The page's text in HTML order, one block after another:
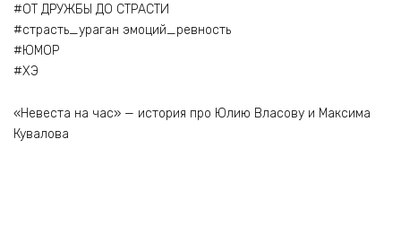
#ОТ ДРУЖБЫ ДО СТРАСТИ
#страсть_ураган эмоций_ревность
#ЮМОР
#ХЭ
«Невеста на час» — история про Юлию Власову и Максима
Кувалова